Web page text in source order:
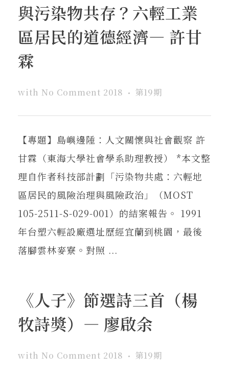
與污染物共存？六輕工業
區居民的道德經濟— 許甘
霖
with No Comment 2018 第19期
【專題】島嶼邊陲：人文關懷與社會觀察 許
甘霖（東海大學社會學系助理教授） *本文整
理自作者科技部計劃「污染物共處：六輕地
區居民的風險治理與風險政治」（MOST
105-2511-S-029-001）的結案報告。 1991
年台塑六輕設廠選址歷經宜蘭到桃園，最後
落腳雲林麥寮。對照 ...
《人子》節選詩三首（楊
牧詩獎）— 廖啟余
with No Comment 2018 第19期